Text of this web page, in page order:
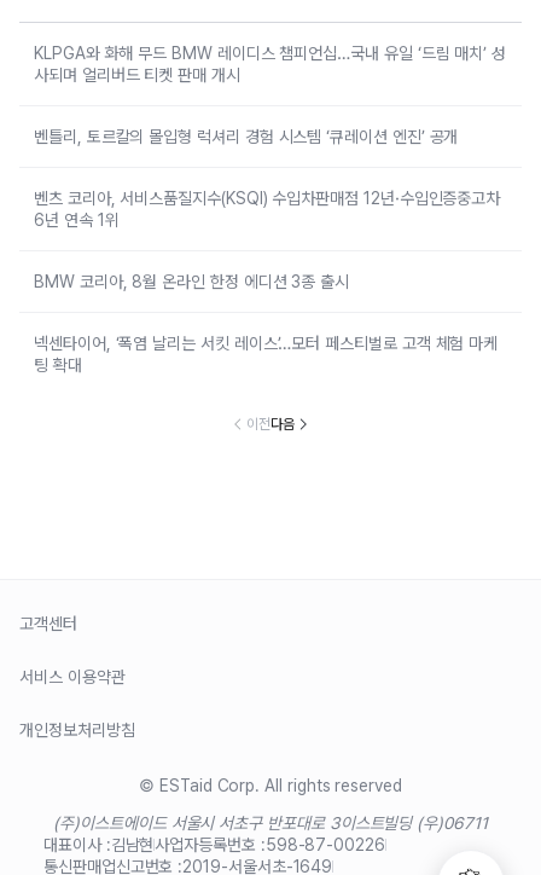
KLPGA와 화해 무드 BMW 레이디스 챔피언십…국내 유일 ‘드림 매치’ 성
사되며 얼리버드 티켓 판매 개시
벤틀리, 토르칼의 몰입형 럭셔리 경험 시스템 ‘큐레이션 엔진’ 공개
벤츠 코리아, 서비스품질지수(KSQI) 수입차판매점 12년·수입인증중고차
6년 연속 1위
BMW 코리아, 8월 온라인 한정 에디션 3종 출시
넥센타이어, ‘폭염 날리는 서킷 레이스’…모터 페스티벌로 고객 체험 마케
팅 확대
이전다음
고객센터
서비스 이용약관
개인정보처리방침
© ESTaid Corp. All rights reserved
(주)이스트에이드 서울시 서초구 반포대로 3이스트빌딩 (우)06711
대표이사 :김남현사업자등록번호 :598-87-00226
통신판매업신고번호 :2019-서울서초-1649